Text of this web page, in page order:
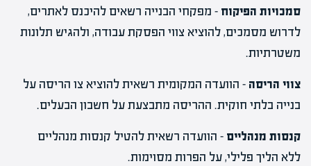
סמכויות הפיקוח – מפקחי הבנייה רשאים להיכנס לאתרים,
לדרוש מסמכים, להוציא צווי הפסקת עבודה, ולהגיש תלונות
משטרתיות.
צווי הריסה – הוועדה המקומית רשאית להוציא צו הריסה על
בנייה בלתי חוקית. ההריסה מתבצעת על חשבון הבעלים.
קנסות מנהליים – הוועדה רשאית להטיל קנסות מנהליים
ללא הליך פלילי, על הפרות מסוימות.